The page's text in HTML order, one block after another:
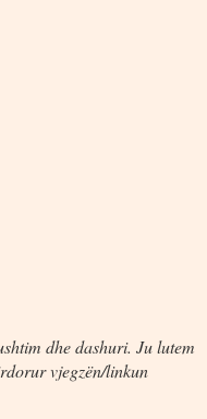
dhe dashuri. Ju lutem
vjegzën/linkun